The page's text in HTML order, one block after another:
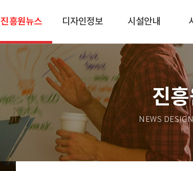
진흥원뉴스 디자인정보 시설안내
진
NEWS